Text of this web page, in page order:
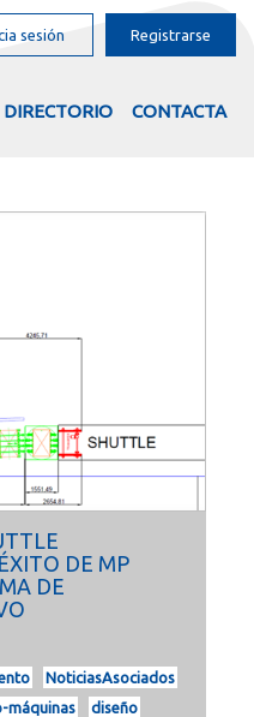
sesión Registrarse
DIRECTORIO CONTACTA
DE MP
DE
NoticiasAsociados
máquinas
diseño